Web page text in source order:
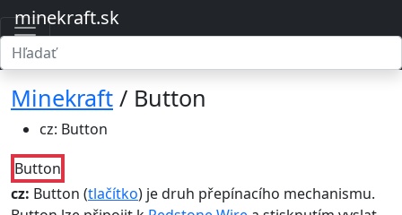
minekraft.sk
Minekraft / Button
cz: Button
Button
cz: Button (tlačítko) je druh přepínacího mechanismu.